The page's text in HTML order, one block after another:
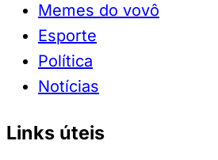
Memes do vovô
Esporte
Política
Notícias
Links úteis